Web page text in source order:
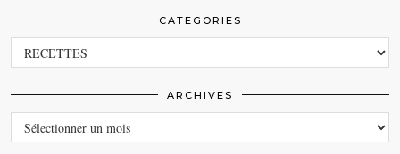
CATEGORIES
CATEGORIES
ARCHIVES
ARCHIVES